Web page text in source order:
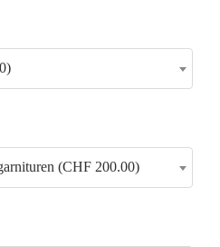
(CHF 200.00)